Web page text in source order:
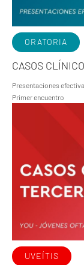
ORATORIA
CASOS
Presentaciones
Primer encuentro
UVEÍTIS